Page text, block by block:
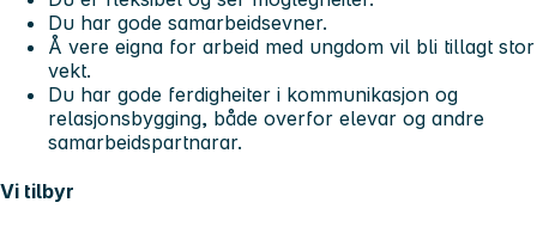
Du har gode samarbeidsevner.
Å vere eigna for arbeid med ungdom vil bli tillagt stor
vekt.
Du har gode ferdigheiter i kommunikasjon og
relasjonsbygging, både overfor elevar og andre
samarbeidspartnarar.
Vi tilbyr